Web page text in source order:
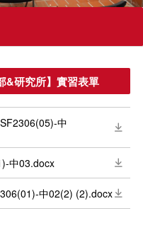
&研究所】實習表單
中
中03.docx
中02(2) (2).docx